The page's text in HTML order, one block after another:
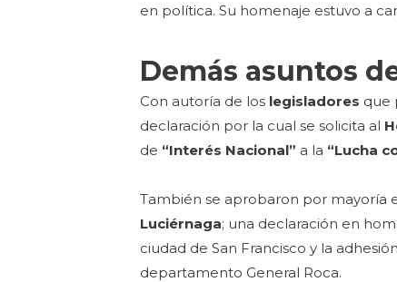
en política. Su homenaje estuvo a
Demás asuntos
Con autoría de los legisladores que
declaración por la cual se solicita al
de “Interés Nacional” a la “Lucha
También se aprobaron por
Luciérnaga; una declaración en
ciudad de San Francisco y la
departamento General Roca.